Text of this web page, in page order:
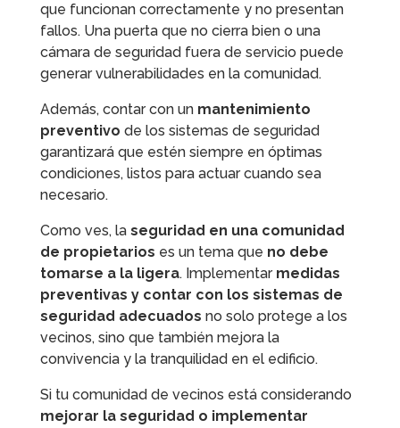
que funcionan correctamente y no presentan
fallos. Una puerta que no cierra bien o una
cámara de seguridad fuera de servicio puede
generar vulnerabilidades en la comunidad.
Además, contar con un mantenimiento
preventivo de los sistemas de seguridad
garantizará que estén siempre en óptimas
condiciones, listos para actuar cuando sea
necesario.
Como ves, la seguridad en una comunidad
de propietarios es un tema que no debe
tomarse a la ligera. Implementar medidas
preventivas y contar con los sistemas de
seguridad adecuados no solo protege a los
vecinos, sino que también mejora la
convivencia y la tranquilidad en el edificio.
Si tu comunidad de vecinos está considerando
mejorar la seguridad o implementar